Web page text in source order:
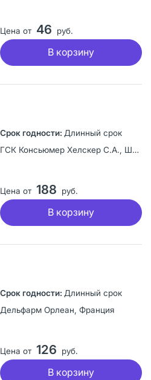
Цена от 46 руб.
В корзину
Длинный срок
ГСК Консьюмер Хелскер С.А., Швейцария
Цена от 188 руб.
В корзину
Длинный срок
Дельфарм Орлеан, Франция
Цена от 126 руб.
В корзину